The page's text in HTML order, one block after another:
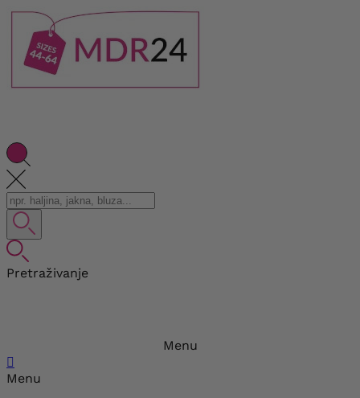
Pretraživanje
Menu

Menu